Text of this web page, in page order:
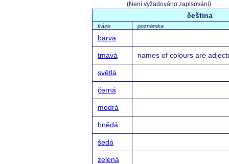
(Není vyžadováno zapisování)
čeština
fráze poznámka
barva
tmavá names of colours are
světlá
černá
modrá
hnědá
šedá
zelená